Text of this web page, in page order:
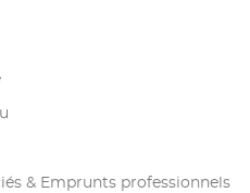
& Emprunts professionnels